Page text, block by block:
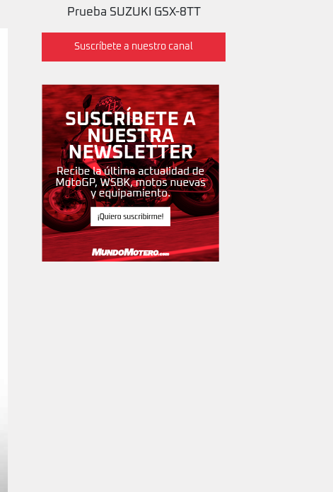
Prueba SUZUKI GSX-8TT
Suscríbete a nuestro canal